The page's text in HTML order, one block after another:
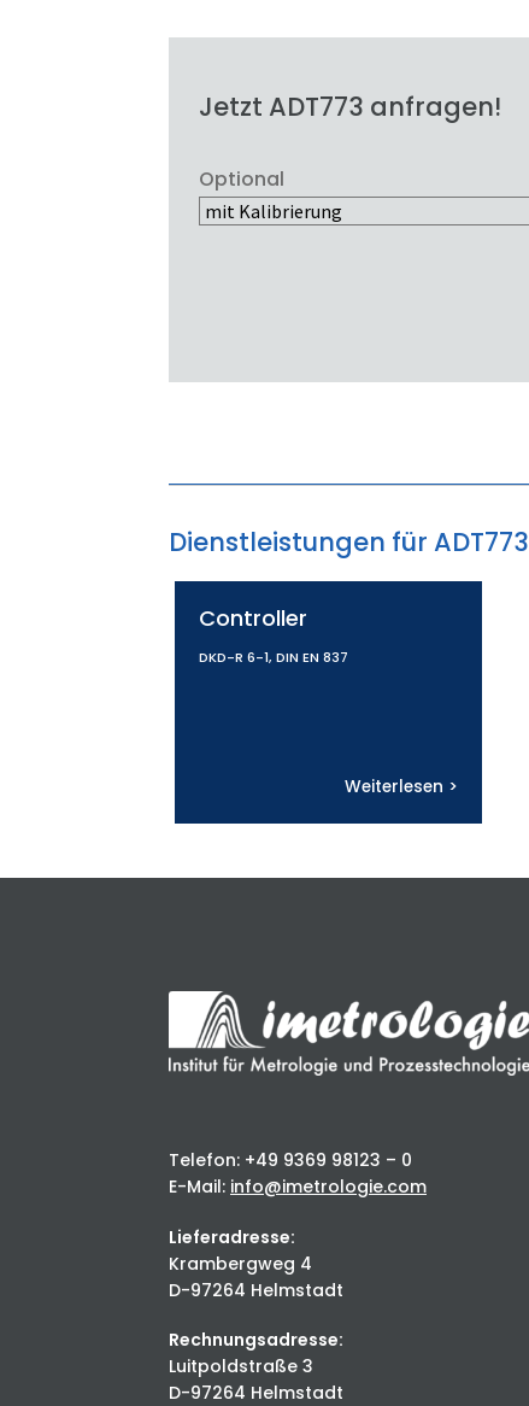
Jetzt ADT773 anfragen!
Optional
Dienstleistungen für ADT773
Controller
DKD-R 6-1, DIN EN 837
Weiterlesen >
Telefon: +49 9369 98123 – 0
E-Mail: info@imetrologie.com
Lieferadresse:
Krambergweg 4
D-97264 Helmstadt
Rechnungsadresse:
Luitpoldstraße 3
D-97264 Helmstadt